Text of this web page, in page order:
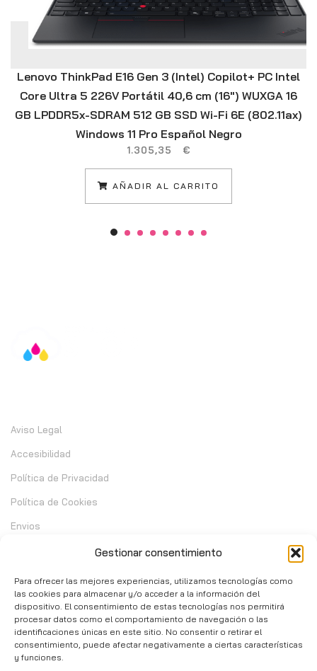
Gestionar consentimiento
Para ofrecer las mejores experiencias, utilizamos tecnologías como
las cookies para almacenar y/o acceder a la información del
dispositivo. El consentimiento de estas tecnologías nos permitirá
procesar datos como el comportamiento de navegación o las
identificaciones únicas en este sitio. No consentir o retirar el
consentimiento, puede afectar negativamente a ciertas características
y funciones.
Lenovo ThinkPad E16 Gen 3 (Intel) Copilot+ PC Intel
Core Ultra 5 226V Portátil 40,6 cm (16″) WUXGA 16
GB LPDDR5x-SDRAM 512 GB SSD Wi-Fi 6E (802.11ax)
Windows 11 Pro Español Negro
1.305,35 €
AÑADIR AL CARRITO
Aviso Legal
Accesibilidad
Política de Privacidad
Política de Cookies
Envios
Contacto
C/ Telera de Cortijo Chico 14 - Mijas 29651